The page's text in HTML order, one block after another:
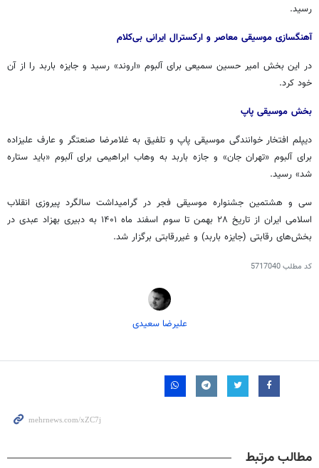
رسید.
آهنگسازی موسیقی معاصر و ارکسترال ایرانی بی‌کلام
در این بخش امیر حسین سمیعی برای آلبوم «اروند» رسید و جایزه باربد را از آن
خود کرد.
بخش موسیقی پاپ
دیپلم افتخار خوانندگی موسیقی پاپ و تلفیق به غلامرضا صنعتگر و عارف علیزاده
برای آلبوم «تهران جان» و جازه باربد به وهاب ابراهیمی برای آلبوم «باید ستاره
شد» رسید.
سی و هشتمین جشنواره موسیقی فجر در گرامیداشت سالگرد پیروزی انقلاب
اسلامی ایران از تاریخ ۲۸ بهمن تا سوم اسفند ماه
۱۴۰۱
به دبیری بهزاد عبدی در
بخش‌های رقابتی (جایزه باربد) و غیررقابتی برگزار شد.
کد مطلب5717040
علیرضا سعیدی
مطالب مرتبط